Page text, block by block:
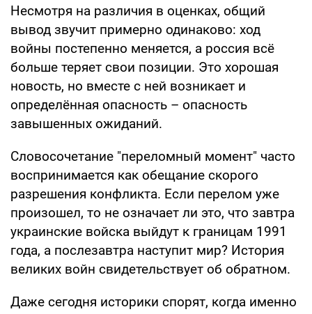
Несмотря на различия в оценках, общий
вывод звучит примерно одинаково: ход
войны постепенно меняется, а россия всё
больше теряет свои позиции. Это хорошая
новость, но вместе с ней возникает и
определённая опасность – опасность
завышенных ожиданий.
Словосочетание "переломный момент" часто
воспринимается как обещание скорого
разрешения конфликта. Если перелом уже
произошел, то не означает ли это, что завтра
украинские войска выйдут к границам 1991
года, а послезавтра наступит мир? История
великих войн свидетельствует об обратном.
Даже сегодня историки спорят, когда именно